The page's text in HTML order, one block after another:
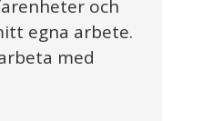
och
egna arbete.
med